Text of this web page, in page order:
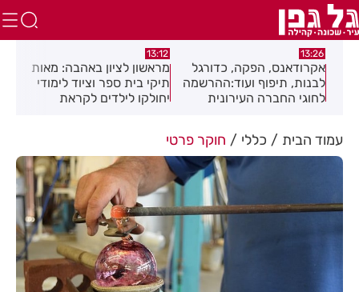
אקרודאנס, הפקה, כדורגל
לבנות, תיפוף ועוד:ההרשמה
לחוגי החברה העירונית
מראשון לציון באהבה: מאות
תיקי בית ספר וציוד לימודי
יחולקו לילדים לקראת
חגיגה
עמוד הבית כללי חוקר פרטי